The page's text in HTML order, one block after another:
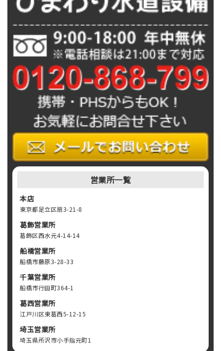
営業所一覧
本店
東京都足立区扇3-21-8
葛飾営業所
葛飾区西水元4-14-14
船橋営業所
船橋市藤原3-28-33
千葉営業所
船橋市行田町364-1
葛西営業所
江戸川区東葛西5-12-15
埼玉営業所
埼玉県所沢市小手指元町1